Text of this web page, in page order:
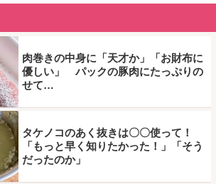
肉巻きの中身に「天才か」「お財布に
優しい」 パックの豚肉にたっぷりの
せて…
タケノコのあく抜きは〇〇使って！
「もっと早く知りたかった！」「そう
だったのか」